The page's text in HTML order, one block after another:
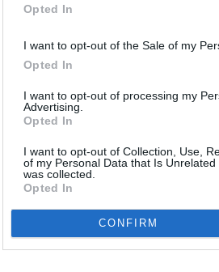
Opted In
I want to opt-out of the Sale of my
Opted In
I want to opt-out of processing my
Advertising.
Opted In
I want to opt-out of Collection, Use,
of my Personal Data that Is
was collected.
Opted In
CONFIRM
sitä reunustavilla
ovat kirkkoja, kauniita
ja Suomesta täysin
tutustumaan.